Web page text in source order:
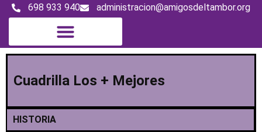
698 933 940 administracion@amigosdeltambor.org
Cuadrilla Los + Mejores
HISTORIA